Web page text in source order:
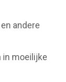
andere
in moeilijke